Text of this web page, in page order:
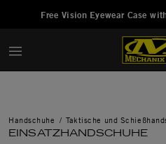
Free Vision Eyewear Case
Handschuhe Taktische und
EINSATZHANDSCHUHE
Hinzugefügt zu